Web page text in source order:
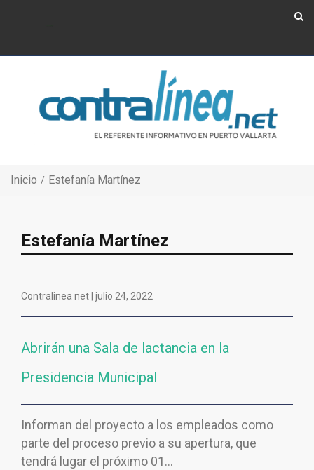
Inicio Estefanía Martínez
Estefanía Martínez
Contralinea net | julio 24, 2022
Abrirán una Sala de lactancia en la
Presidencia Municipal
Informan del proyecto a los empleados como
parte del proceso previo a su apertura, que
tendrá lugar el próximo 01…